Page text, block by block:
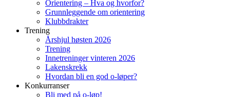
Orientering – Hva og hvorfor?
Grunnleggende om orientering
Klubbdrakter
Trening
Årshjul høsten 2026
Trening
Innetreninger vinteren 2026
Lakenskrekk
Hvordan bli en god o-løper?
Konkurranser
Bli med på o-løp!